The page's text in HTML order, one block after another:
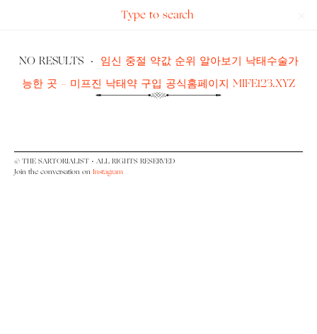
Sartorialist
NO RESULTS· 임신 중절 약값 순위 알아보기 낙태수술가
능한 곳 - 미프진 낙태약 구입 공식홈페이지 MIFE123.XYZ
© THE SARTORIALIST • ALL RIGHTS RESERVED
Join the conversation on Instagram